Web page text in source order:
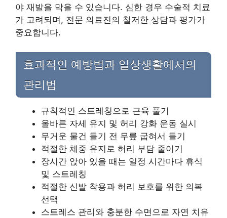
야 재발을 막을 수 있습니다. 심한 경우 수술적 치료
가 고려되며, 전문 의료진의 철저한 상담과 평가가
중요합니다.
효과적인 예방법과 일상생활에서의
관리법
규칙적인 스트레칭으로 근육 풀기
올바른 자세 유지 및 허리 강화 운동 실시
무거운 물건 들기 전 무릎 굽혀서 들기
적절한 체중 유지로 허리 부담 줄이기
장시간 앉아 있을 때는 일정 시간마다 휴식
및 스트레칭
적절한 신발 착용과 허리 보호를 위한 의복
선택
스트레스 관리와 충분한 수면으로 자연 치유